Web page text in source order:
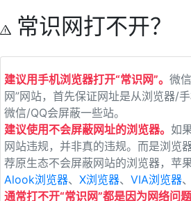
常识网打不开？
建议用手机浏览器打开“常识网”。 微
网”网站，首先保证网址是从浏览器/
微信/QQ会屏蔽一些站。
建议使用不会屏蔽网址的浏览器。 如
网站违规，并非真的违规。而是浏览
荐原生态不会屏蔽网站的浏览器，苹
Alook浏览器、 X浏览器、 VIA浏览器、
通常打不开“常识网”都是因为网络问题